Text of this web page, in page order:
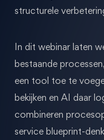
structurele
In dit webinar laten
bestaande
een tool toe te
bekijken en AI daar
combineren
service blueprint-